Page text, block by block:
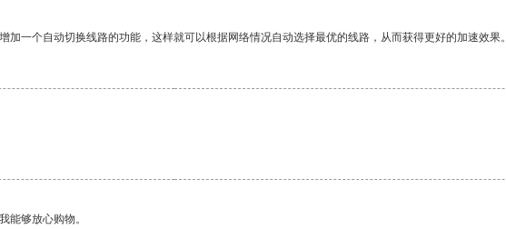
一个自动切换线路的功能，这样就可以根据网络情况自动选择最优的线路，从而获得更好的加速效果。
能够放心购物。